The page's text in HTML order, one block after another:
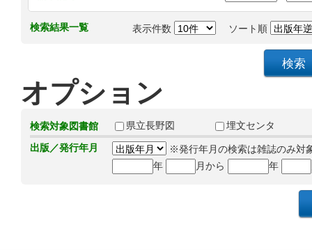
検索結果一覧 表示件数 ソート順
オプション
検索対象図書館 県立長野図
埋文センタ
出版／発行年月
※発行年月の検索は雑誌のみ対
年
月から 年